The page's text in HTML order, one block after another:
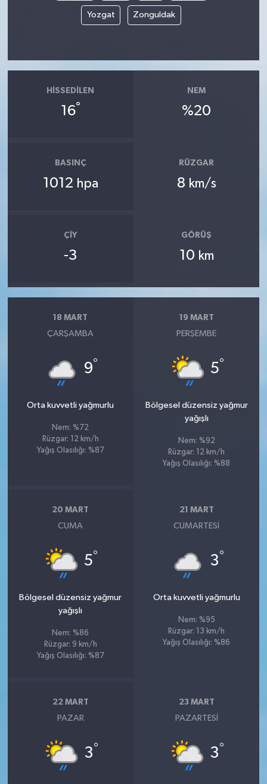
Yozgat Zonguldak
HISSEDILEN
16°
NEM
%20
BASINÇ
1012 hpa
RÜZGAR
8 km/s
ÇIY
-3
GÖRÜŞ
10 km
18 MART
ÇARŞAMBA
9°
Orta kuvvetli yağmurlu
Nem: %72
Rüzgar: 12 km/h
Yağış Olasılığı: %87
19 MART
PERŞEMBE
5°
Bölgesel düzensiz yağmur
yağışlı
Nem: %92
Rüzgar: 12 km/h
Yağış Olasılığı: %88
20 MART
CUMA
5°
Bölgesel düzensiz yağmur
yağışlı
Nem: %86
Rüzgar: 9 km/h
Yağış Olasılığı: %87
21 MART
CUMARTESI
3°
Orta kuvvetli yağmurlu
Nem: %95
Rüzgar: 13 km/h
Yağış Olasılığı: %86
22 MART
PAZAR
3°
23 MART
PAZARTESI
3°